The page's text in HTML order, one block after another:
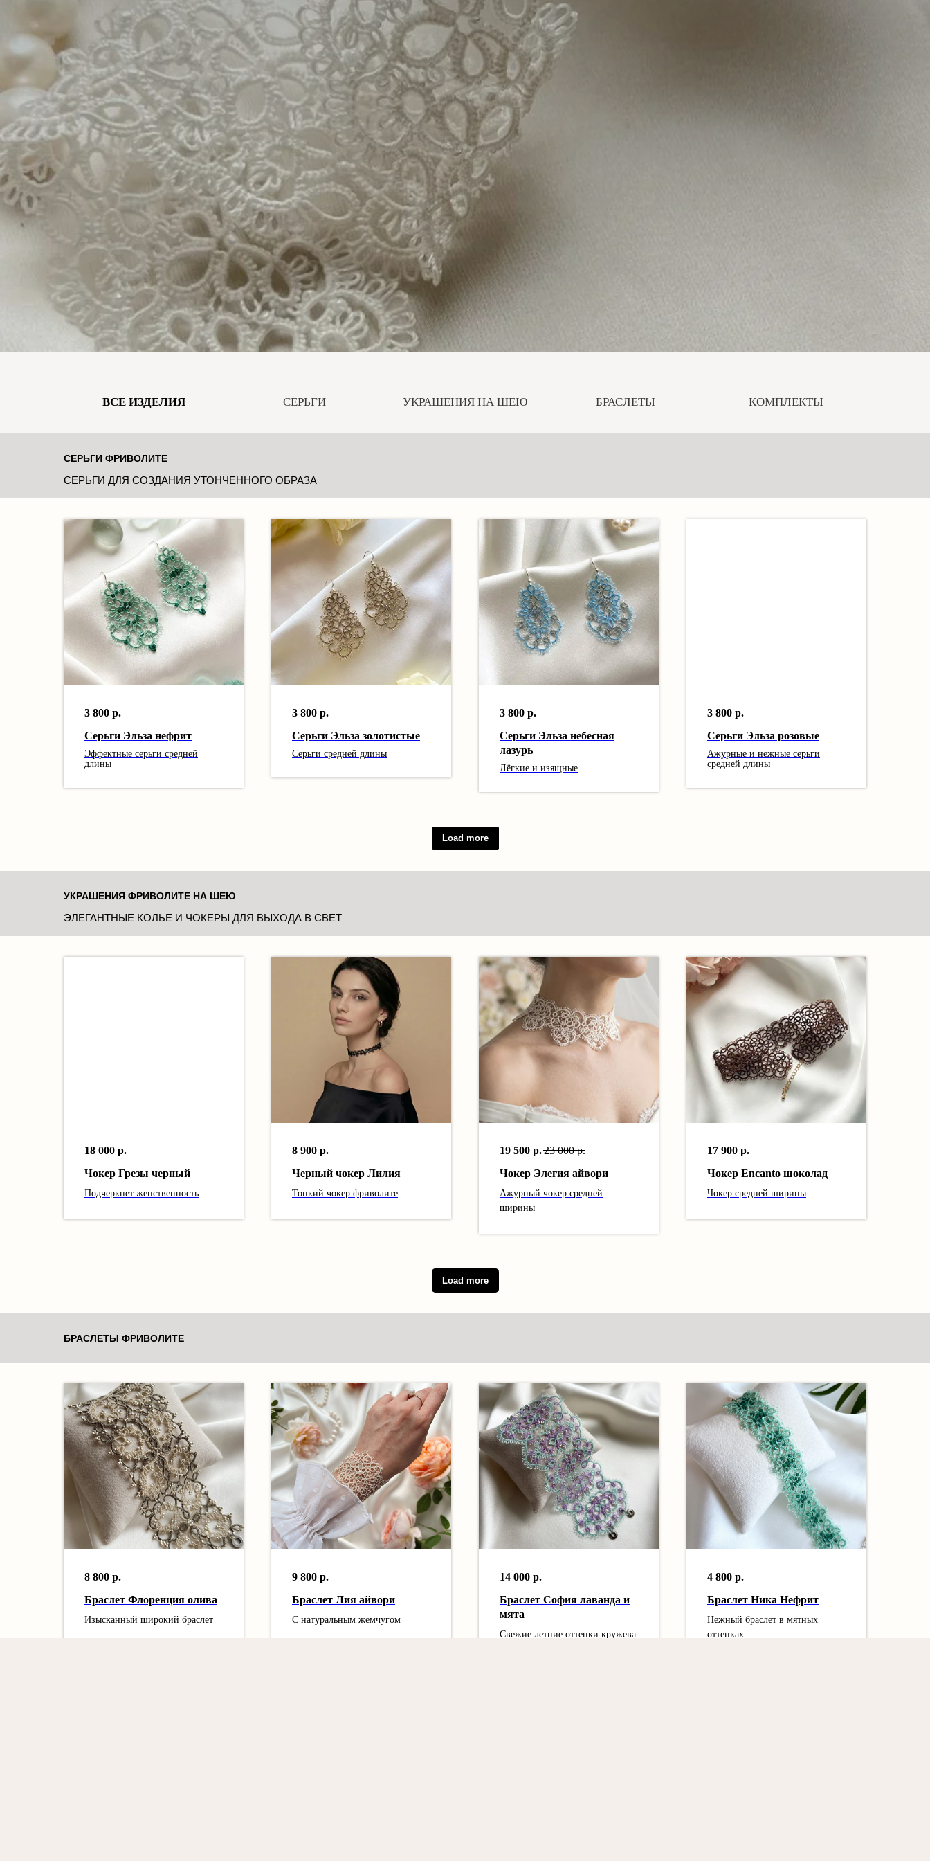
ВСЕ ИЗДЕЛИЯ СЕРЬГИ УКРАШЕНИЯ НА ШЕЮ БРАСЛЕТЫ КОМПЛЕКТЫ
СЕРЬГИ ФРИВОЛИТЕ
СЕРЬГИ ДЛЯ СОЗДАНИЯ УТОНЧЕННОГО ОБРАЗА
3 800 р.
Серьги Эльза нефрит
Эффектные серьги средней
длины
3 800 р.
Серьги Эльза золотистые
Серьги средней длины
3 800 р.
Серьги Эльза небесная
лазурь
Лёгкие и изящные
3 800 р.
Серьги Эльза розовые
Ажурные и нежные серьги
средней длины
Load more
УКРАШЕНИЯ ФРИВОЛИТЕ НА ШЕЮ
ЭЛЕГАНТНЫЕ КОЛЬЕ И ЧОКЕРЫ ДЛЯ ВЫХОДА В СВЕТ
18 000 р.
Чокер Грезы черный
Подчеркнет женственность
8 900 р.
Черный чокер Лилия
Тонкий чокер фриволите
19 500 р.23 000 р.
Чокер Элегия айвори
Ажурный чокер средней
ширины
17 900 р.
Чокер Encanto шоколад
Чокер средней ширины
Load more
БРАСЛЕТЫ ФРИВОЛИТЕ
8 800 р.
Браслет Флоренция олива
Изысканный широкий браслет
9 800 р.
Браслет Лия айвори
С натуральным жемчугом
14 000 р.
Браслет София лаванда и
мята
Свежие летние оттенки кружева
4 800 р.
Браслет Ника Нефрит
Нежный браслет в мятных
оттенках.